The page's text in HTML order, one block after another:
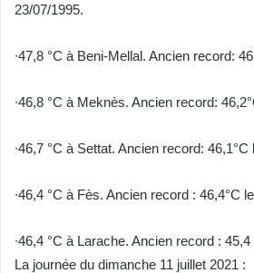
23/07/1995.
∙47,8 °C à Beni-Mellal. Ancien record:
∙46,8 °C à Meknès. Ancien record:
∙46,7 °C à Settat. Ancien record: 46,1°C
∙46,4 °C à Fès. Ancien record : 46,4°C
∙46,4 °C à Larache. Ancien record :
La journée du dimanche 11 juillet 2021 :